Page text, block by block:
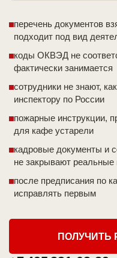
перечень документов
подходит под вид
коды ОКВЭД не
фактически занимается
сотрудники не знают,
инспектору по России
пожарные инструкции,
для кафе устарели
кадровые документы и
не закрывают реальные
после предписания по
исправлять первым
ПОЛУЧИТЬ